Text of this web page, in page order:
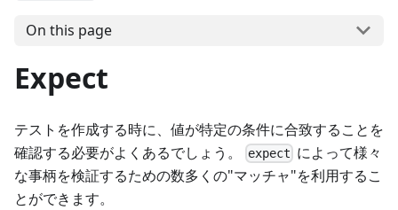
On this page
Expect
テストを作成する時に、値が特定の条件に合致することを
確認する必要がよくあるでしょう。
expect によって様々
な事柄を検証するための数多くの"マッチャ"を利用するこ
とができます。